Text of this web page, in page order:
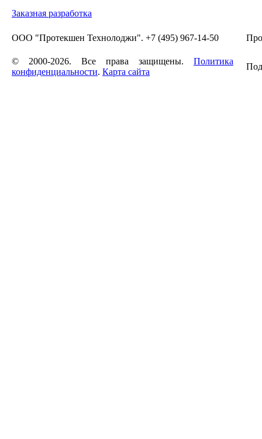
Заказная разработка
ООО "Протекшен Технолоджи". +7 (495) 967-14-50
© 2000-2026. Все права защищены. Политика
конфиденциальности. Карта сайта